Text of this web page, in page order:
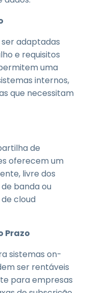
adaptadas
e requisitos
uma
internos,
que necessitam
de
oferecem um
livre dos
banda ou
cloud
Prazo
sistemas on-
ser rentáveis
para empresas